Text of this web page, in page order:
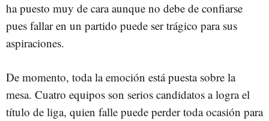
ha puesto muy de cara aunque no debe de confiarse
pues fallar en un partido puede ser trágico para sus
aspiraciones.
De momento, toda la emoción está puesta sobre la
mesa. Cuatro equipos son serios candidatos a logra el
título de liga, quien falle puede perder toda ocasión para